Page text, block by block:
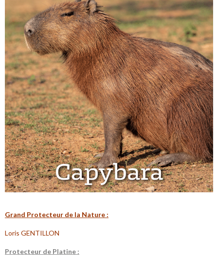
Grand Protecteur de la Nature :
Loris GENTILLON
Protecteur de Platine :